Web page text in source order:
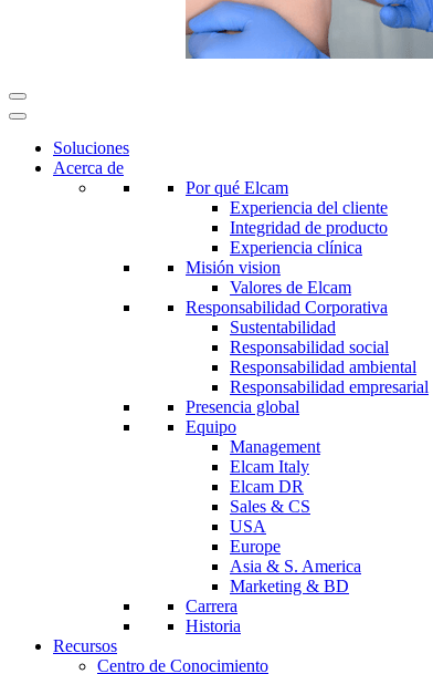
Soluciones
Acerca de
Por qué Elcam
Experiencia del cliente
Integridad de producto
Experiencia clínica
Misión vision
Valores de Elcam
Responsabilidad Corporativa
Sustentabilidad
Responsabilidad social
Responsabilidad ambiental
Responsabilidad empresarial
Presencia global
Equipo
Management
Elcam Italy
Elcam DR
Sales & CS
USA
Europe
Asia & S. America
Marketing & BD
Carrera
Historia
Recursos
Centro de Conocimiento